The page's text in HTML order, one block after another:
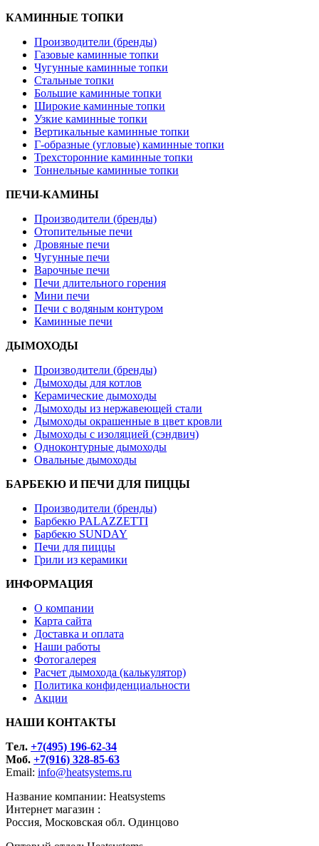
КАМИННЫЕ ТОПКИ
Производители (бренды)
Газовые каминные топки
Чугунные каминные топки
Стальные топки
Большие каминные топки
Широкие каминные топки
Узкие каминные топки
Вертикальные каминные топки
Г-образные (угловые) каминные топки
Трехсторонние каминные топки
Тоннельные каминные топки
ПЕЧИ-КАМИНЫ
Производители (бренды)
Отопительные печи
Дровяные печи
Чугунные печи
Варочные печи
Печи длительного горения
Мини печи
Печи с водяным контуром
Каминные печи
ДЫМОХОДЫ
Производители (бренды)
Дымоходы для котлов
Керамические дымоходы
Дымоходы из нержавеющей стали
Дымоходы окрашенные в цвет кровли
Дымоходы с изоляцией (сэндвич)
Одноконтурные дымоходы
Овальные дымоходы
БАРБЕКЮ И ПЕЧИ ДЛЯ ПИЦЦЫ
Производители (бренды)
Барбекю PALAZZETTI
Барбекю SUNDAY
Печи для пиццы
Грили из керамики
ИНФОРМАЦИЯ
О компании
Карта сайта
Доставка и оплата
Наши работы
Фотогалерея
Расчет дымохода (калькулятор)
Политика конфиденциальности
Акции
НАШИ КОНТАКТЫ
Tел. +7(495) 196-62-34
Моб. +7(916) 328-85-63
Email: info@heatsystems.ru
Название компании: Heatsystems
Интернет магазин :
Россия, Московская обл. Одинцово